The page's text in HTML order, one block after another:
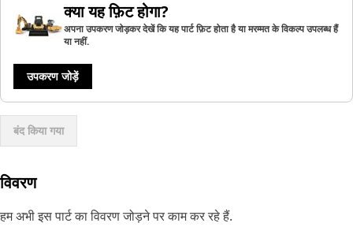
क्या यह फ़िट होगा?
अपना उपकरण जोड़कर देखें कि यह पार्ट फ़िट होता है या मरम्मत के विकल्प उपलब्ध हैं
या नहीं.
उपकरण जोड़ें
बंद किया गया
विवरण
हम अभी इस पार्ट का विवरण जोड़ने पर काम कर रहे हैं.